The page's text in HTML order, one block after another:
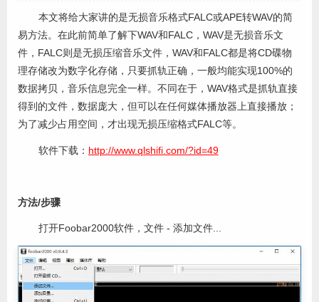
本文将给大家讲的是无损音乐格式FALC或APE转WAV的简
易方法。在此前简单了解下WAV和FALC，WAV是无损音乐文
件，FALC则是无损压缩音乐文件，WAV和FALC都是将CD碟物
理存储改为数字化存储，只要抓轨正确，一般均能实现100%的
数据拷贝，音乐信息完全一样。不同在于，WAV格式是抓轨直接
得到的文件，数据庞大，但可以在任何媒体播放器上直接播放；
为了减少占用空间，才出现无损压缩格式FALC等。
软件下载： http://www.qlshifi.com/?id=49
方法/步骤
打开Foobar2000软件，文件 - 添加文件...